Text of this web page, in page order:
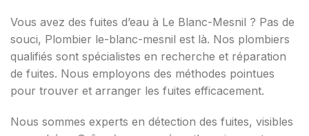
Vous avez des fuites d’eau à Le Blanc-Mesnil ? Pas de
souci, Plombier le-blanc-mesnil est là. Nos plombiers
qualifiés sont spécialistes en recherche et réparation
de fuites. Nous employons des méthodes pointues
pour trouver et arranger les fuites efficacement.
Nous sommes experts en détection des fuites, visibles